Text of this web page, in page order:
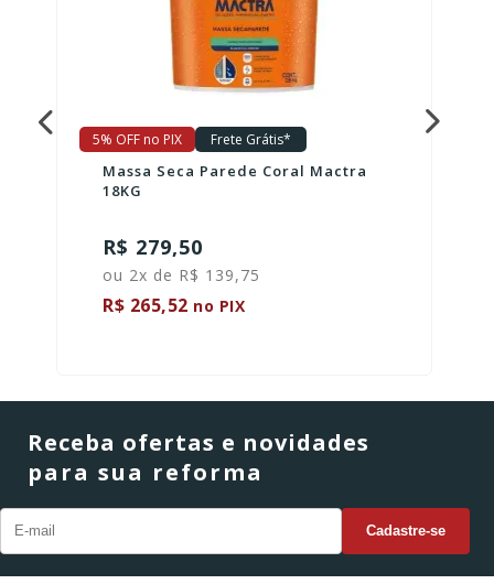
5% OFF no PIX Frete Grátis*
Massa Seca Parede Coral Mactra
18KG
R$ 279,50
ou 2x de R$ 139,75
R$ 265,52 no PIX
Receba ofertas e novidades
para sua reforma